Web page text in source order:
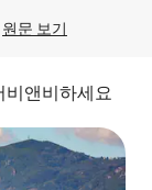
원문 보기
비앤비하세요